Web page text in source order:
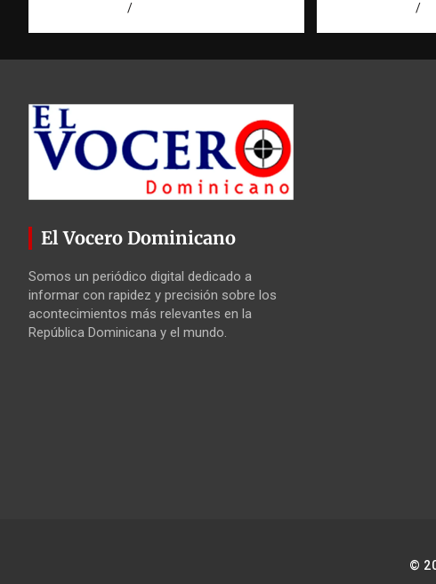
El Vocero Dominicano
Somos un periódico digital dedicado a
informar con rapidez y precisión sobre los
acontecimientos más relevantes en la
República Dominicana y el mundo.